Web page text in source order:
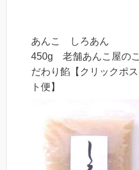
あんこ しろあん
450g 老舗あんこ屋のこ
だわり餡【クリックポス
ト便】